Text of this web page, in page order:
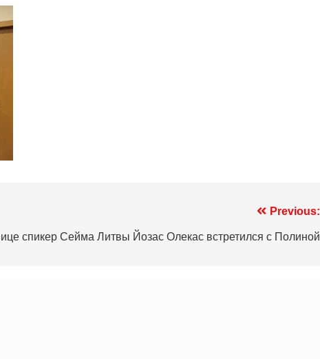
Previous:
спикер Сейма Литвы Йозас Олекас встретился с Полиной